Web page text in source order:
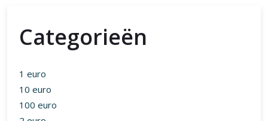
Categorieën
1 euro
10 euro
100 euro